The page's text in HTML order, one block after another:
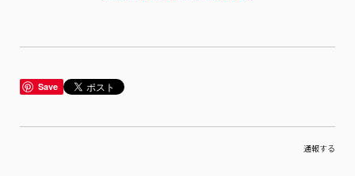
Save
通報する